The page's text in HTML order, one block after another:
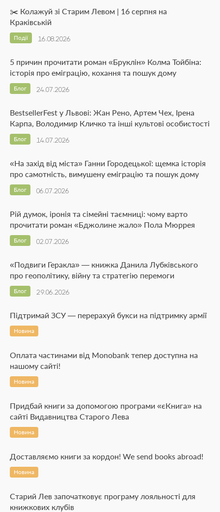
✂️ Колажуй зі Старим Левом | 16 серпня на
Краківській
16.08.2026
Події
5 причин прочитати роман «Бруклін» Колма Тойбіна:
історія про еміграцію, кохання та пошук дому
24.07.2026
Блог
BestsellerFest у Львові: Жан Рено, Артем Чех, Ірена
Карпа, Володимир Кличко та інші культові особистості
14.07.2026
Блог
«На захід від міста» Ганни Городецької: щемка історія
про самотність, вимушену еміграцію та пошук дому
06.07.2026
Блог
Рій думок, іронія та сімейні таємниці: чому варто
прочитати роман «Бджолине жало» Пола Мюррея
02.07.2026
Блог
«Подвиги Геракла» — книжка Данила Лубківського
про геополітику, війну та стратегію перемоги
29.06.2026
Блог
Підтримай ЗСУ — перерахуй букси на підтримку армії
Новина
Оплата частинами від Monobank тепер доступна на
нашому сайті!
Новина
Придбай книги за допомогою програми «єКнига» на
сайті Видавництва Старого Лева
Новина
Доставляємо книги за кордон! We send books abroad!
Новина
Старий Лев започатковує програму лояльності для
книжкових клубів